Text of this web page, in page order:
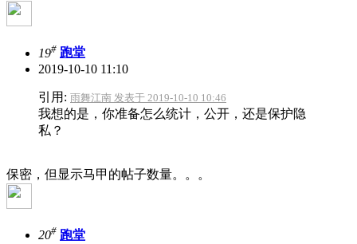
19# 跑堂
2019-10-10 11:10
引用: 雨舞江南 发表于 2019-10-10 10:46
我想的是，你准备怎么统计，公开，还是保护隐
私？
保密，但显示马甲的帖子数量。。。
20# 跑堂